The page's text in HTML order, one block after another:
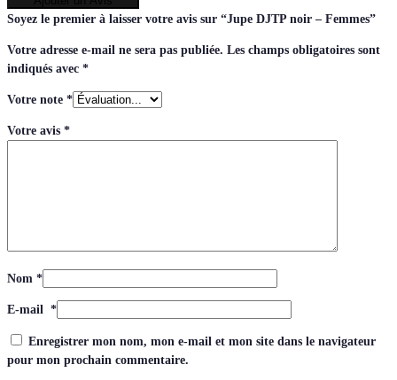
Soyez le premier à laisser votre avis sur “Jupe DJTP noir – Femmes”
Votre adresse e-mail ne sera pas publiée. Les champs obligatoires sont
indiqués avec *
Votre note *
Votre avis *
Nom *
E-mail *
Enregistrer mon nom, mon e-mail et mon site dans le navigateur
pour mon prochain commentaire.